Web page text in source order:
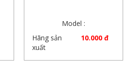
Model :
Hãng sản
xuất
10.000 đ